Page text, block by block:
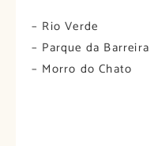
– Rio Verde
– Parque da Barreira
– Morro do Chato